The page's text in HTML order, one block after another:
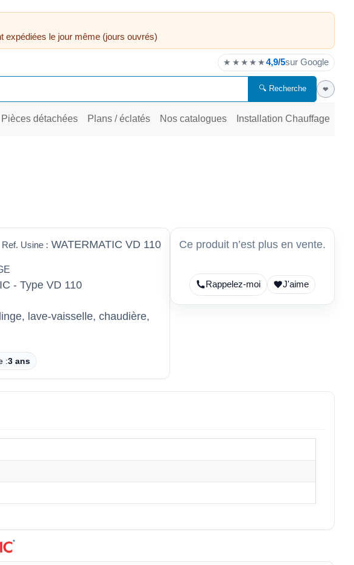
expédiées le jour même (jours ouvrés)
★★★★★4,9/5sur Google
🔍 Recherche ❤
Pièces détachées Plans / éclatés Nos catalogues Installation Chauffage
Ref. Usine : WATERMATIC VD 110
- Type VD 110
lave-vaisselle, chaudière,
:3 ans
Ce produit n’est plus en vente.
Rappelez-moi J'aime